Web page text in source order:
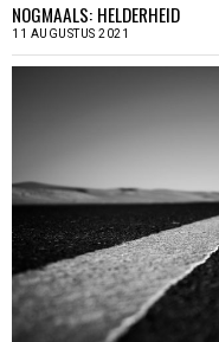
NOGMAALS: HELDERHEID
11 AUGUSTUS 2021